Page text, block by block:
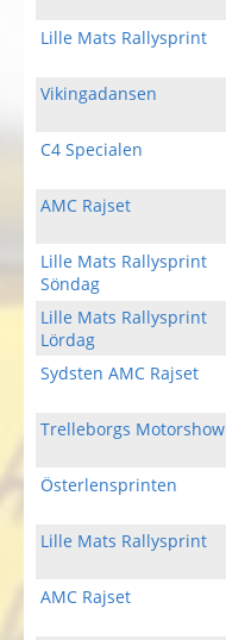
Lille Mats Rallysprint
Vikingadansen
C4 Specialen
AMC Rajset
Lille Mats Rallysprint
Söndag
Lille Mats Rallysprint
Lördag
Sydsten AMC Rajset
Trelleborgs Motorshow
Österlensprinten
Lille Mats Rallysprint
AMC Rajset